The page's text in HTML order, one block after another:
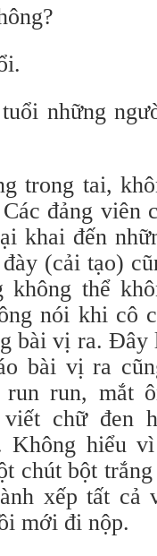
những
trong tai,
đảng viên
khai đến
(cải tạo)
không thể
nói khi cô
bài vị ra. Đây
bài vị ra
run, mắt
chữ đen
Không hiểu
chút bột
xếp tất cả
mới đi nộp.